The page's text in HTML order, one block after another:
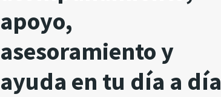
apoyo,
asesoramiento y
ayuda en tu día a día